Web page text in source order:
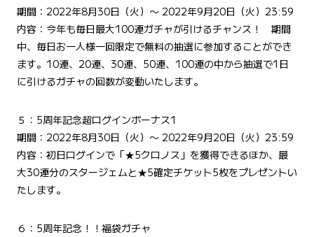
期間：2022年8月30日（火）〜 2022年9月20日（火）23:59
内容：今年も毎日最大100連ガチャが引けるチャンス！ 期間
中、毎日お一人様一回限定で無料の抽選に参加することができ
ます。10連、20連、30連、50連、100連の中から抽選で1日
に引けるガチャの回数が変動いたします。
５：5周年記念超ログインボーナス1
期間：2022年8月30日（火）〜 2022年9月20日（火）23:59
内容：初日ログインで「★5クロノス」を獲得できるほか、最
大30連分のスタージェムと★5確定チケット5枚をプレゼントい
たします。
６：5周年記念！！福袋ガチャ